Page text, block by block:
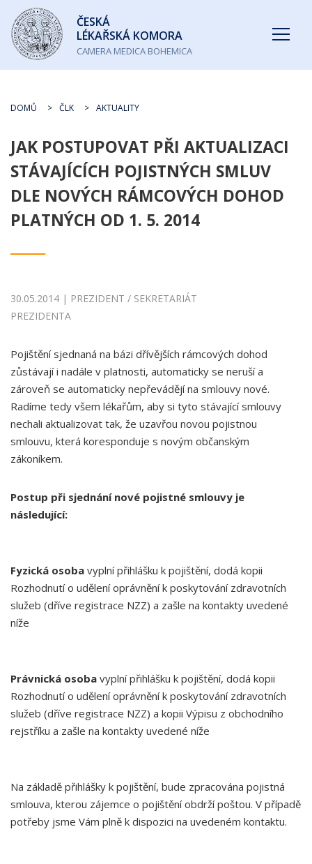
Česká
lékařská
komora
ČESKÁ
LÉKAŘSKÁ KOMORA
CAMERA MEDICA BOHEMICA
DOMŮ ČLK AKTUALITY
JAK POSTUPOVAT PŘI AKTUALIZACI
STÁVAJÍCÍCH POJISTNÝCH SMLUV
DLE NOVÝCH RÁMCOVÝCH DOHOD
PLATNÝCH OD 1. 5. 2014
30.05.2014 | PREZIDENT / SEKRETARIÁT
PREZIDENTA
Pojištění sjednaná na bázi dřívějších rámcových dohod
zůstávají i nadále v platnosti, automaticky se neruší a
zároveň se automaticky nepřevádějí na smlouvy nové.
Radíme tedy všem lékařům, aby si tyto stávající smlouvy
nechali aktualizovat tak, že uzavřou novou pojistnou
smlouvu, která koresponduje s novým občanským
zákoníkem.
Postup při sjednání nové pojistné smlouvy je
následující:
Fyzická osoba vyplní přihlášku k pojištění, dodá kopii
Rozhodnutí o udělení oprávnění k poskytování zdravotních
služeb (dříve registrace NZZ) a zašle na kontakty uvedené
níže
Právnická osoba vyplní přihlášku k pojištění, dodá kopii
Rozhodnutí o udělení oprávnění k poskytování zdravotních
služeb (dříve registrace NZZ) a kopii Výpisu z obchodního
rejstříku a zašle na kontakty uvedené níže
Na základě přihlášky k pojištění, bude zpracována pojistná
smlouva, kterou zájemce o pojištění obdrží poštou. V případě
potřeby jsme Vám plně k dispozici na uvedeném kontaktu.